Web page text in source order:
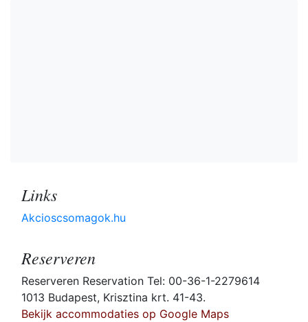
Links
Akcioscsomagok.hu
Reserveren
Reserveren Reservation Tel: 00-36-1-2279614
1013 Budapest, Krisztina krt. 41-43.
Bekijk accommodaties op Google Maps